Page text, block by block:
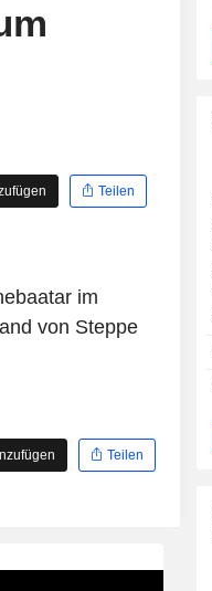
Teilen
im
von Steppe
Teilen